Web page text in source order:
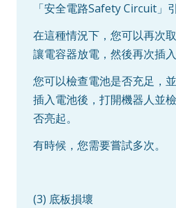
「安全電路Safety Circuit」
在這種情況下，您可以再次
讓電容器放電，然後再次插
您可以檢查電池是否充足，
插入電池後，打開機器人並
否亮起。
有時候，您需要嘗試多次。
(3) 底板損壞